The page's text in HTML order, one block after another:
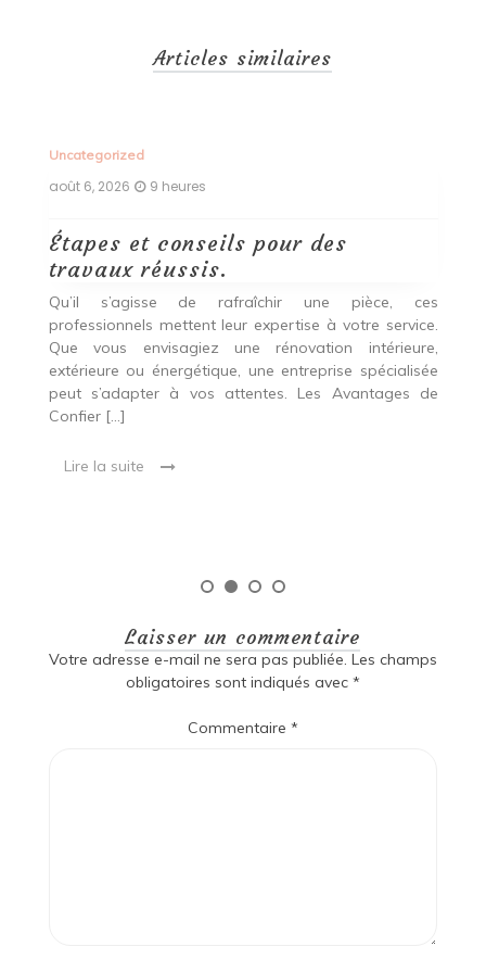
Articles similaires
Uncategorized
août 6, 2026 9 heures
Étapes et conseils pour des
travaux réussis.
Qu’il s’agisse de rafraîchir une pièce, ces
professionnels mettent leur expertise à votre service.
Que vous envisagiez une rénovation intérieure,
extérieure ou énergétique, une entreprise spécialisée
peut s’adapter à vos attentes. Les Avantages de
Confier […]
Lire la suite
Laisser un commentaire
Votre adresse e-mail ne sera pas publiée. Les champs
obligatoires sont indiqués avec *
Commentaire *